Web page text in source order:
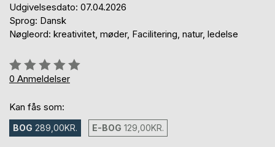
Udgivelsesdato: 07.04.2026
Sprog: Dansk
Nøgleord: kreativitet, møder, Facilitering, natur, ledelse
Anmeldelse::
0%
0 Anmeldelser
Kan fås som:
BOG 289,00KR. E-BOG 129,00KR.